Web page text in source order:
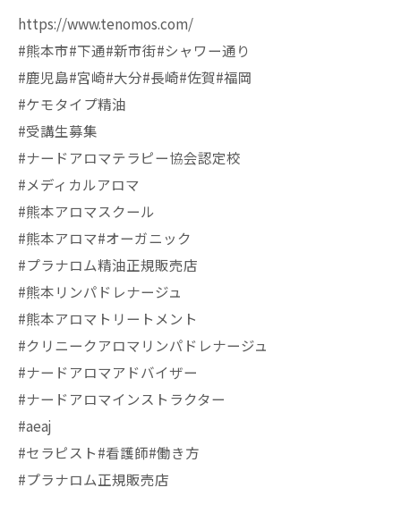
https://www.tenomos.com/
#熊本市#下通#新市街#シャワー通り
#鹿児島#宮崎#大分#長崎#佐賀#福岡
#ケモタイプ精油
#受講生募集
#ナードアロマテラピー協会認定校
#メディカルアロマ
#熊本アロマスクール
#熊本アロマ#オーガニック
#プラナロム精油正規販売店
#熊本リンパドレナージュ
#熊本アロマトリートメント
#クリニークアロマリンパドレナージュ
#ナードアロマアドバイザー
#ナードアロマインストラクター
#aeaj
#セラピスト#看護師#働き方
#プラナロム正規販売店